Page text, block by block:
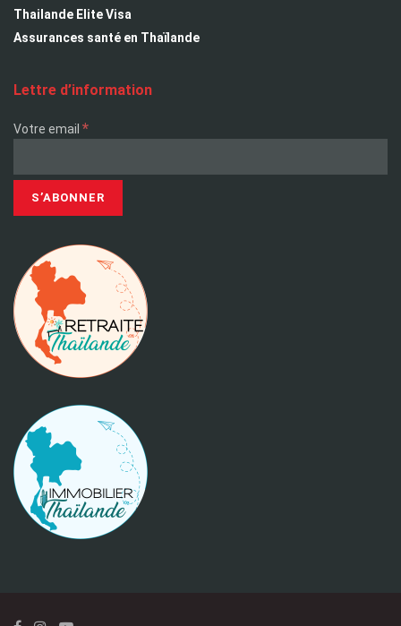
Thailande Elite Visa
Assurances santé en Thaïlande
Lettre d’information
Votre email *